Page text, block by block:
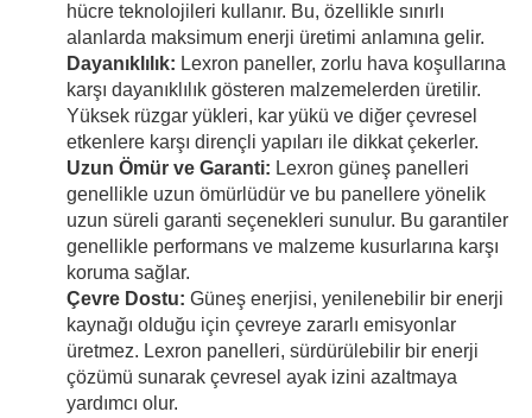
hücre teknolojileri kullanır. Bu, özellikle sınırlı
alanlarda maksimum enerji üretimi anlamına gelir.
Dayanıklılık: Lexron paneller, zorlu hava koşullarına
karşı dayanıklılık gösteren malzemelerden üretilir.
Yüksek rüzgar yükleri, kar yükü ve diğer çevresel
etkenlere karşı dirençli yapıları ile dikkat çekerler.
Uzun Ömür ve Garanti: Lexron güneş panelleri
genellikle uzun ömürlüdür ve bu panellere yönelik
uzun süreli garanti seçenekleri sunulur. Bu garantiler
genellikle performans ve malzeme kusurlarına karşı
koruma sağlar.
Çevre Dostu: Güneş enerjisi, yenilenebilir bir enerji
kaynağı olduğu için çevreye zararlı emisyonlar
üretmez. Lexron panelleri, sürdürülebilir bir enerji
çözümü sunarak çevresel ayak izini azaltmaya
yardımcı olur.